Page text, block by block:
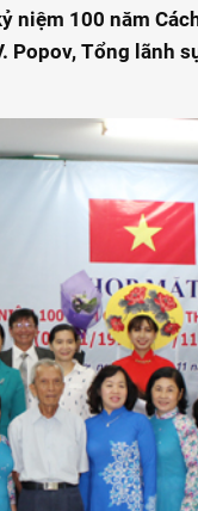
niệm 100 năm
Tổng lãnh